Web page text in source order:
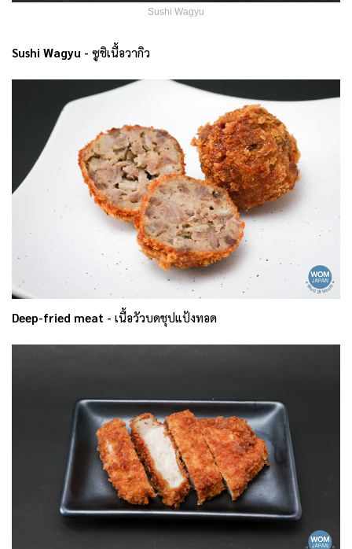
Sushi Wagyu
Sushi Wagyu - ซูชิเนื้อวากิว
Deep-fried meat - เนื้อวัวบดชุปแป้งทอด